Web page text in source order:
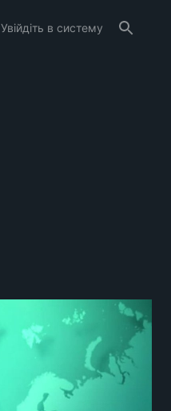
Увійдіть в систему